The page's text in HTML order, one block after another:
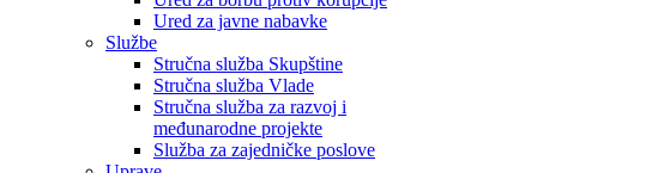
Ured za javne nabavke
Službe
Stručna služba Skupštine
Stručna služba Vlade
Stručna služba za razvoj i
međunarodne projekte
Služba za zajedničke poslove